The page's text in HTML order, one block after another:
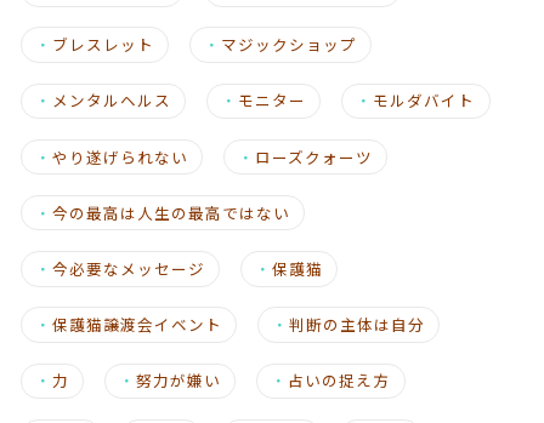
・ ブレスレット ・ マジックショップ
・ メンタルヘルス ・ モニター ・ モルダバイト
・ やり遂げられない ・ ローズクォーツ
・ 今の最高は人生の最高ではない
・ 今必要なメッセージ ・保護猫
・ 保護猫譲渡会イベント ・判断の主体は自分
・ 力 ・努力が嫌い ・ 占いの捉え方